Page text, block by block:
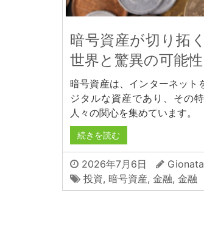
暗号資産が切り拓
世界と驚異の可能性
暗号資産は、インターネット
ジタルな資産であり、その
人々の関心を集めています。
続きを読む
2026年7月6日
Gionata
投資, 暗号資産, 金融, 金融